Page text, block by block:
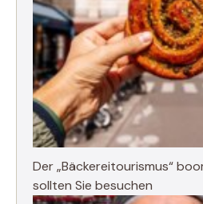
Der „Bäckereitourismus“
sollten Sie besuchen